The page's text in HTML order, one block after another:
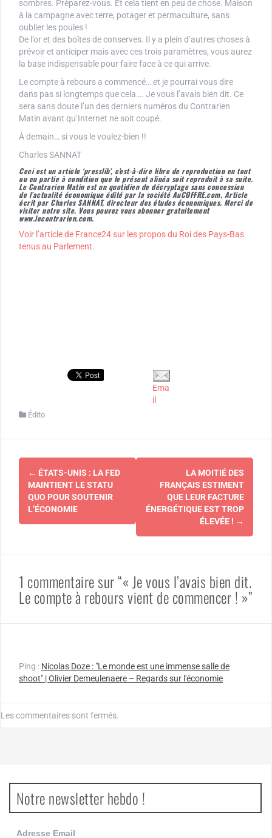
sombres. Préparez-vous. Et cela tient en peu de chose. Maison
à la campagne avec terre, potager et permaculture, sans
oublier les poules !
De l’or et des boîtes de conserves. Il y a plein d’autres choses à
prévoir et anticiper mais avec ces trois paramètres, vous aurez
la base indispensable pour faire face à ce qui arrive.
Le compte à rebours a commencé… et je pourrai vous dire
dans pas si longtemps que cela…. Je vous l’avais bien dit. Ce
sera sans doute l’un des derniers numéros du Contrarien
Matin avant qu’Internet ne soit coupé.
À demain… si vous le voulez-bien !!
Charles SANNAT
Ceci est un article ‘presslib’, c’est-à-dire libre de reproduction en tout
ou en partie à condition que le présent alinéa soit reproduit à sa suite.
Le Contrarien Matin est un quotidien de décryptage sans concession
de l’actualité économique édité par la société AuCOFFRE.com. Article
écrit par Charles SANNAT, directeur des études économiques. Merci de
visiter notre site. Vous pouvez vous abonner gratuitement
www.lecontrarien.com.
Voir l’article de France24 sur les propos du Roi des Pays-Bas
tenus au Parlement.
Ema
il
Édito
Navigation
d'article
← ÉTATS-UNIS : LA FED
MAINTIENT LE STATU
QUO POUR SOUTENIR
L’ÉCONOMIE
LA MOITIÉ DES
FRANÇAIS ESTIMENT
QUE LEUR FACTURE
ÉNERGÉTIQUE EST TROP
ÉLEVÉE ! →
1 commentaire sur “« Je vous l’avais bien dit.
Le compte à rebours vient de commencer ! »”
Ping : Nicolas Doze : "Le monde est une immense salle de
shoot" | Olivier Demeulenaere – Regards sur l'économie
Les commentaires sont fermés.
Notre newsletter hebdo !
Adresse Email